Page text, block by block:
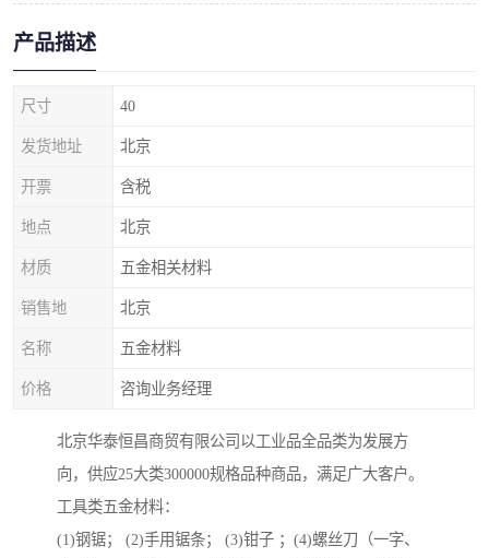
产品描述
尺寸 40
发货地址 北京
开票 含税
地点 北京
材质 五金相关材料
销售地 北京
名称 五金材料
价格 咨询业务经理
北京华泰恒昌商贸有限公司以工业品全品类为发展方
向，供应25大类300000规格品种商品，满足广大客户。
工具类五金材料：
(1)钢锯； (2)手用锯条； (3)钳子 ；(4)螺丝刀（一字、